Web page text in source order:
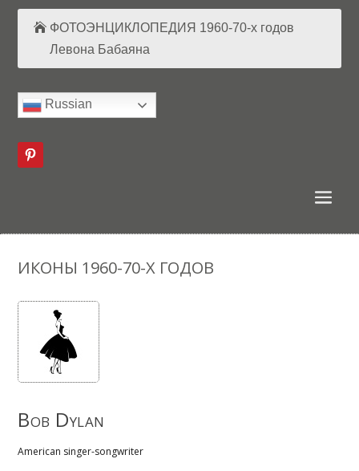
ФОТОЭНЦИКЛОПЕДИЯ 1960-70-х годов
Левона Бабаяна
Russian
ИКОНЫ 1960-70-Х ГОДОВ
Bob Dylan
American singer-songwriter